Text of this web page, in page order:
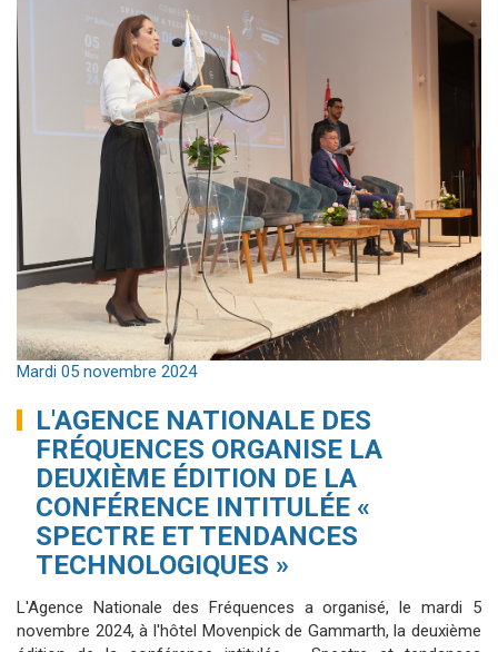
Mardi 05 novembre 2024
L'AGENCE NATIONALE DES
FRÉQUENCES ORGANISE LA
DEUXIÈME ÉDITION DE LA
CONFÉRENCE INTITULÉE «
SPECTRE ET TENDANCES
TECHNOLOGIQUES »
L'Agence Nationale des Fréquences a organisé, le mardi 5
novembre 2024, à l'hôtel Movenpick de Gammarth, la deuxième